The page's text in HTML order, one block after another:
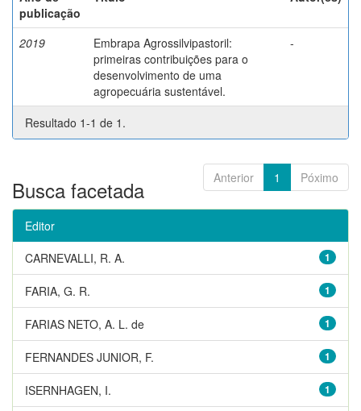
publicação
2019
Embrapa Agrossilvipastoril:
primeiras contribuições para o
desenvolvimento de uma
agropecuária sustentável.
-
Resultado 1-1 de 1.
Anterior 1 Póximo
Busca facetada
Editor
1
CARNEVALLI, R. A.
1
FARIA, G. R.
1
FARIAS NETO, A. L. de
1
FERNANDES JUNIOR, F.
1
ISERNHAGEN, I.